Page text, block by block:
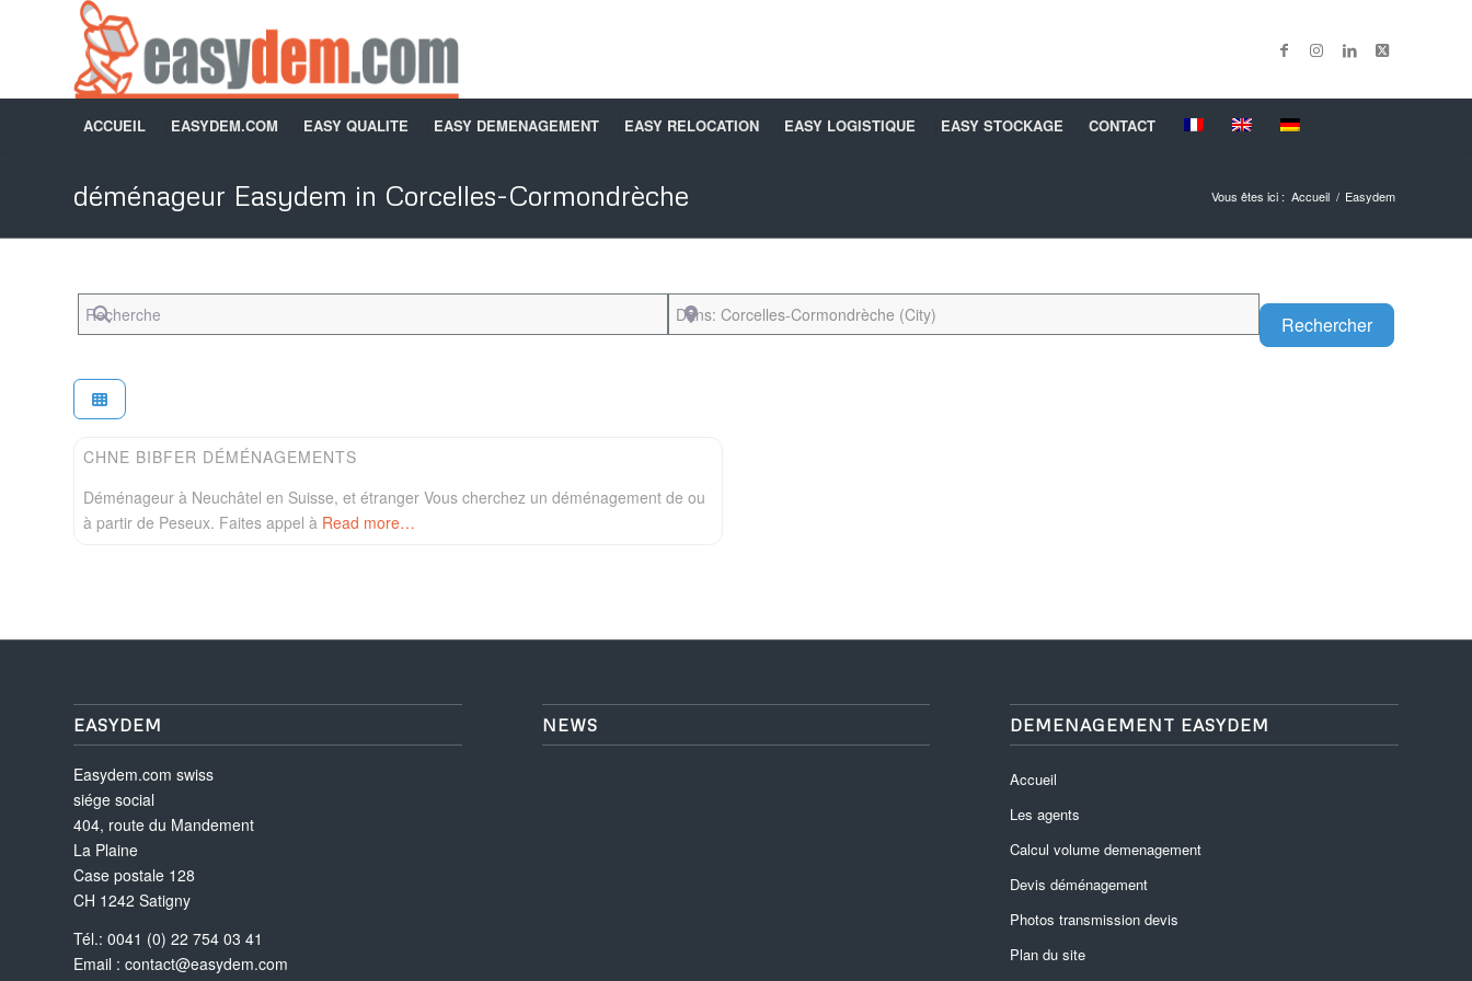
ACCUEIL EASYDEM.COM EASY QUALITE EASY DEMENAGEMENT EASY RELOCATION EASY LOGISTIQUE EASY STOCKAGE CONTACT
déménageur Easydem in Corcelles-Cormondrèche Vous êtes ici : Accueil / Easydem
Recherche Près de
RechercherSearch
Easydem
CHNE BIBFER DÉMÉNAGEMENTS
Déménageur à Neuchâtel en Suisse, et étranger Vous cherchez un déménagement de ou
à partir de Peseux. Faites appel à Read more…
EASYDEM
Easydem.com swiss
siége social
404, route du Mandement
La Plaine
Case postale 128
CH 1242 Satigny
Tél.: 0041 (0) 22 754 03 41
Email : contact@easydem.com
NEWS DEMENAGEMENT EASYDEM
Accueil
Les agents
Calcul volume demenagement
Devis déménagement
Photos transmission devis
Plan du site